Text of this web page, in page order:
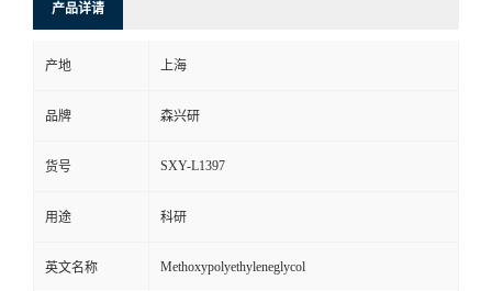
产品详请
产地 上海
品牌 森兴研
货号 SXY-L1397
用途 科研
英文名称 Methoxypolyethyleneglycol